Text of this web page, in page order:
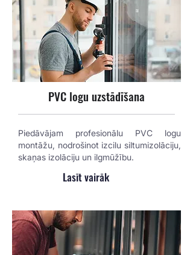
PVC logu uzstādīšana
Piedāvājam profesionālu PVC logu
montāžu, nodrošinot izcilu siltumizolāciju,
skaņas izolāciju un ilgmūžību.
Lasīt vairāk